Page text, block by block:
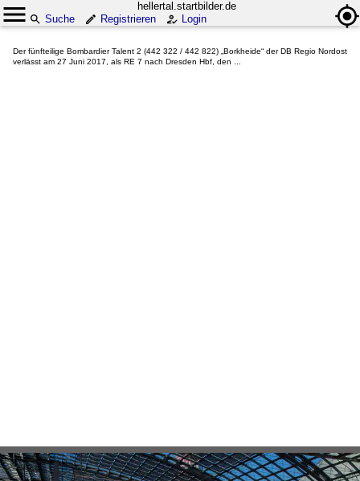
hellertal.startbilder.de
Suche
Registrieren Login
Der fünfteilige Bombardier Talent 2 (442 322 / 442 822) „Borkheide“ der DB Regio Nordost
verlässt am 27 Juni 2017, als RE 7 nach Dresden Hbf, den ...